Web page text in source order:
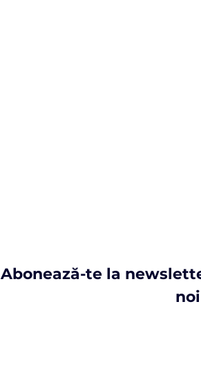
Abonează-te la